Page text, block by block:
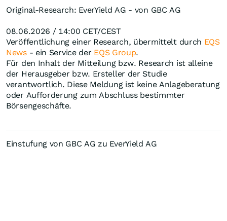
Original-Research: EverYield AG - von GBC AG
08.06.2026 / 14:00 CET/CEST
Veröffentlichung einer Research, übermittelt durch EQS
News- ein Service der EQS Group.
Für den Inhalt der Mitteilung bzw. Research ist alleine
der Herausgeber bzw. Ersteller der Studie
verantwortlich. Diese Meldung ist keine Anlageberatung
oder Aufforderung zum Abschluss bestimmter
Börsengeschäfte.
Einstufung von GBC AG zu EverYield AG